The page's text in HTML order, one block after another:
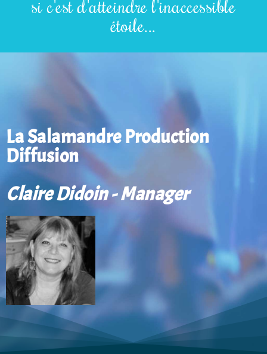
si c'est d'atteindre l'inaccessible
étoile...
La Salamandre Production
Diffusion
Claire Didoin - Manager